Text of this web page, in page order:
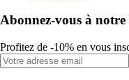
Abonnez-vous à notre
Profitez de -10% en vous